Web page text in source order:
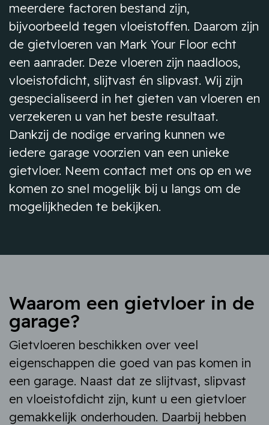
meerdere factoren bestand zijn,
bijvoorbeeld tegen vloeistoffen. Daarom zijn
de gietvloeren van Mark Your Floor echt
een aanrader. Deze vloeren zijn naadloos,
vloeistofdicht, slijtvast én slipvast. Wij zijn
gespecialiseerd in het gieten van vloeren en
verzekeren u van het beste resultaat.
Dankzij de nodige ervaring kunnen we
iedere garage voorzien van een unieke
gietvloer. Neem contact met ons op en we
komen zo snel mogelijk bij u langs om de
mogelijkheden te bekijken.
Waarom een gietvloer in de
garage?
Gietvloeren beschikken over veel
eigenschappen die goed van pas komen in
een garage. Naast dat ze slijtvast, slipvast
en vloeistofdicht zijn, kunt u een gietvloer
gemakkelijk onderhouden. Daarbij hebben